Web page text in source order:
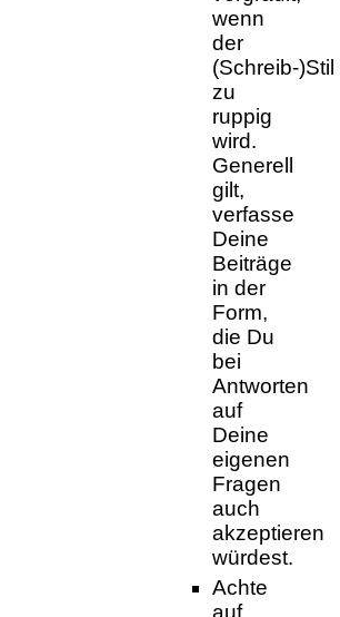
wenn
der
(Schreib-)Stil
zu
ruppig
wird.
Generell
gilt,
verfasse
Deine
Beiträge
in der
Form,
die Du
bei
Antworten
auf
Deine
eigenen
Fragen
auch
akzeptieren
würdest.
Achte
auf